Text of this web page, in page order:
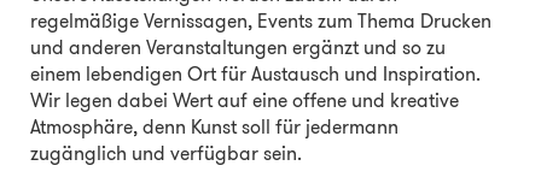
regelmäßige Vernissagen, Events zum Thema Drucken
und anderen Veranstaltungen ergänzt und so zu
einem lebendigen Ort für Austausch und Inspiration.
Wir legen dabei Wert auf eine offene und kreative
Atmosphäre, denn Kunst soll für jedermann
zugänglich und verfügbar sein.